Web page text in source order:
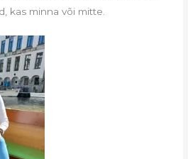
kas minna või mitte.